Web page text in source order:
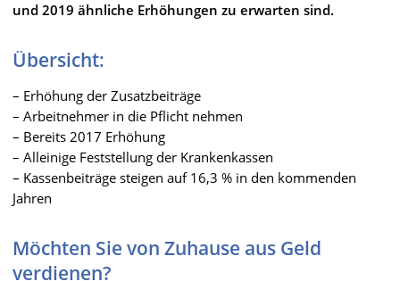
und 2019 ähnliche Erhöhungen zu erwarten sind.
Übersicht:
– Erhöhung der Zusatzbeiträge
– Arbeitnehmer in die Pflicht nehmen
– Bereits 2017 Erhöhung
– Alleinige Feststellung der Krankenkassen
– Kassenbeiträge steigen auf 16,3 % in den kommenden
Jahren
Möchten Sie von Zuhause aus Geld
verdienen?